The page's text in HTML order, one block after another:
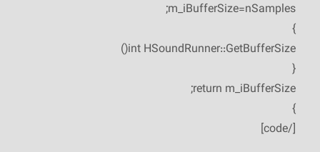
m_iBufferSize=nSamples;
}
int HSoundRunner::GetBufferSize()
{
return m_iBufferSize;
}
[/code]